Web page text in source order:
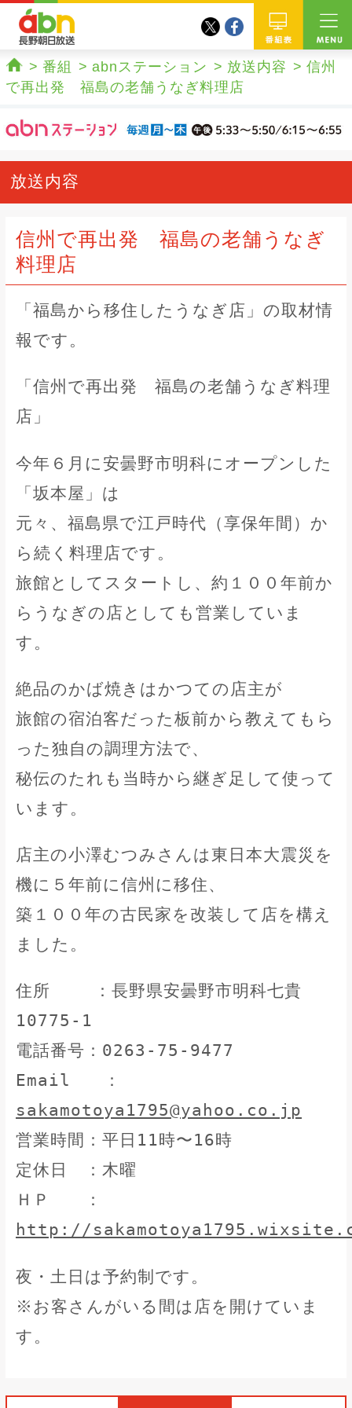
番組
twitterfacebook
ホーム
番組 abnステーション 放送内容
信州
で再出発 福島の老舗うなぎ料理店
放送内容
信州で再出発 福島の老舗うなぎ
料理店
「福島から移住したうなぎ店」の取材情
報です。
「信州で再出発 福島の老舗うなぎ料理
店」
今年６月に安曇野市明科にオープンした
「坂本屋」は
元々、福島県で江戸時代（享保年間）か
ら続く料理店です。
旅館としてスタートし、約１００年前か
らうなぎの店としても営業していま
す。
絶品のかば焼きはかつての店主が
旅館の宿泊客だった板前から教えてもら
った独自の調理方法で、
秘伝のたれも当時から継ぎ足して使って
います。
店主の小澤むつみさんは東日本大震災を
機に５年前に信州に移住、
築１００年の古民家を改装して店を構え
ました。
住所 ：長野県安曇野市明科七貴
10775-1
電話番号：0263-75-9477
Email ：
sakamotoya1795@yahoo.co.jp
営業時間：平日11時〜16時
定休日 ：木曜
ＨＰ ：
http://
夜・土日は予約制です。
※お客さんがいる間は店を開けていま
す。